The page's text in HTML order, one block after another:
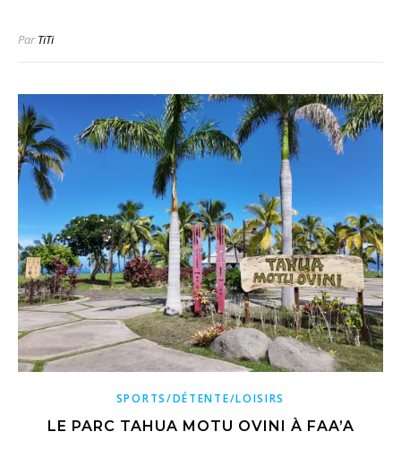
ParTiTi
SPORTS/DÉTENTE/LOISIRS
LE PARC TAHUA MOTU OVINI À FAA’A